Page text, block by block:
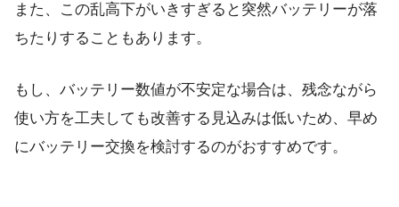
また、この乱高下がいきすぎると突然バッテリーが落
ちたりすることもあります。
もし、バッテリー数値が不安定な場合は、残念ながら
使い方を工夫しても改善する見込みは低いため、早め
にバッテリー交換を検討するのがおすすめです。